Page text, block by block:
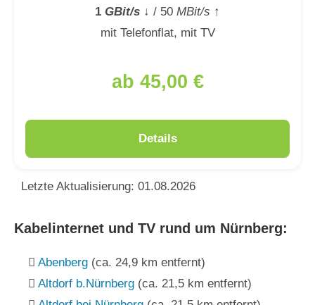
1 GBit/s ↓ / 50 MBit/s ↑
mit Telefonflat, mit TV
ab 45,00 €
Details
Letzte Aktualisierung: 01.08.2026
Kabelinternet und TV rund um Nürnberg:
Abenberg (ca. 24,9 km entfernt)
Altdorf b.Nürnberg (ca. 21,5 km entfernt)